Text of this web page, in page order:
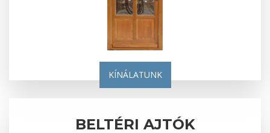
KÍNÁLATUNK
BELTÉRI AJTÓK